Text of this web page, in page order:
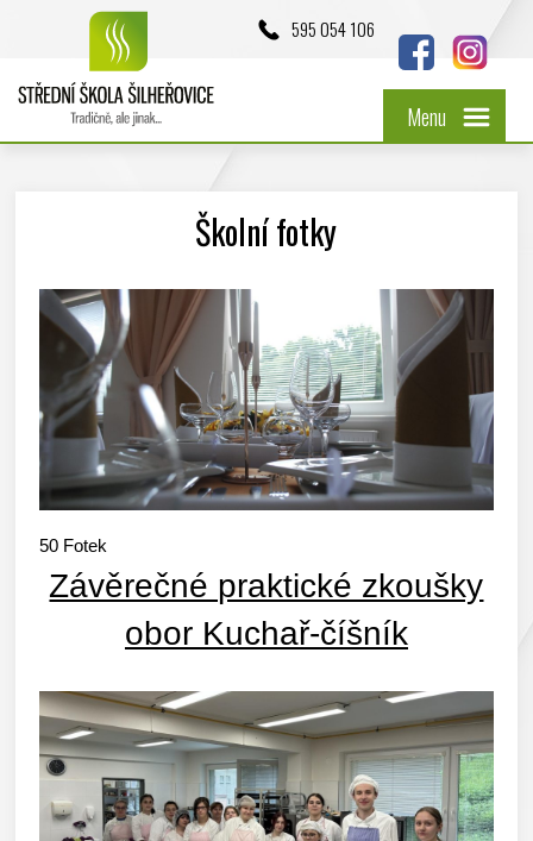
595 054 106
Menu
Školní fotky
50 Fotek
Závěrečné praktické zkoušky
obor Kuchař-číšník